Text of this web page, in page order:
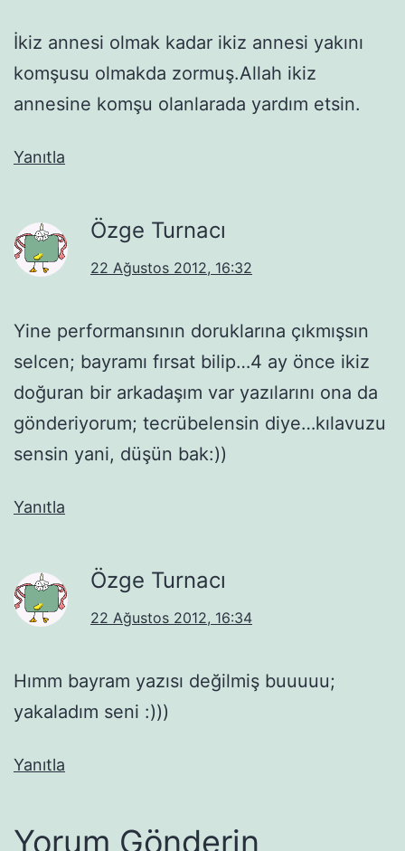
İkiz annesi olmak kadar ikiz annesi yakını
komşusu olmakda zormuş.Allah ikiz
annesine komşu olanlarada yardım etsin.
Yanıtla
Özge Turnacı
22 Ağustos 2012, 16:32
Yine performansının doruklarına çıkmışsın
selcen; bayramı fırsat bilip…4 ay önce ikiz
doğuran bir arkadaşım var yazılarını ona da
gönderiyorum; tecrübelensin diye…kılavuzu
sensin yani, düşün bak:))
Yanıtla
Özge Turnacı
22 Ağustos 2012, 16:34
Hımm bayram yazısı değilmiş buuuuu;
yakaladım seni :)))
Yanıtla
Yorum Gönderin